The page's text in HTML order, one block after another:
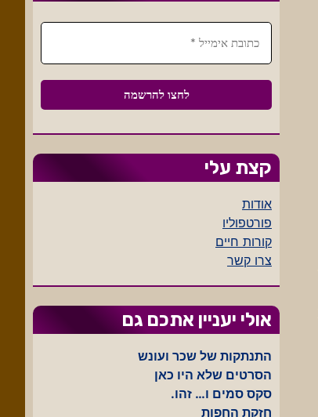
קצת עלי
אודות
פורטפוליו
קורות חיים
צרו קשר
אולי יעניין אתכם גם
התנתקות של שכר ועונש
הסרטים שלא היו כאן
סקס סמים ו… זהו.
חזקת החפות